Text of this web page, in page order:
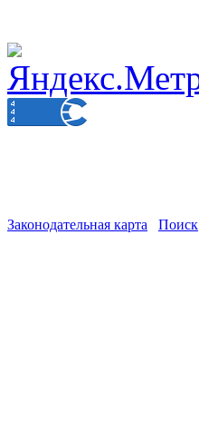
Законодательная карта Поиск